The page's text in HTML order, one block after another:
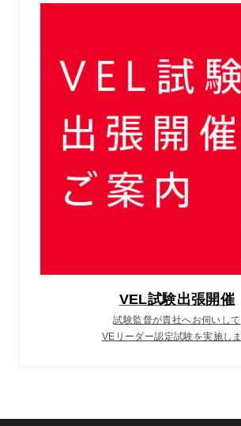
VEL試験出張開催
試験監督が貴社へお伺いして
VEリーダー認定試験を実施し